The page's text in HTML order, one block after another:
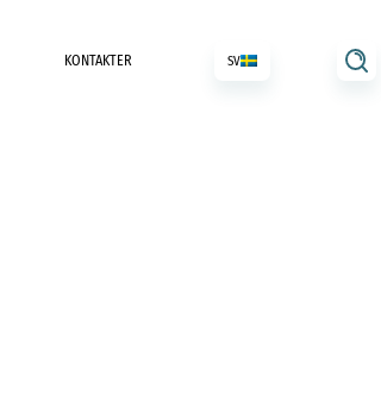
KONTAKTER SV